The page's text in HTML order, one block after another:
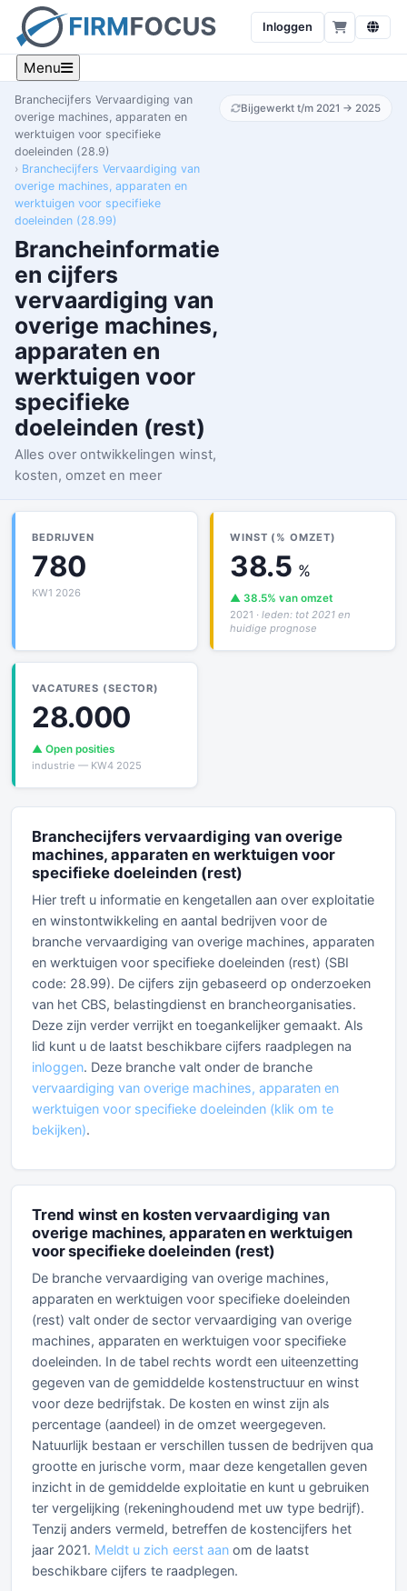
Inloggen
Menu
Branchecijfers Vervaardiging van
overige machines, apparaten en
werktuigen voor specifieke
doeleinden (28.9)
Branchecijfers Vervaardiging van
overige machines, apparaten en
werktuigen voor specifieke
doeleinden (28.99)
Brancheinformatie
en cijfers
vervaardiging van
overige machines,
apparaten en
werktuigen voor
specifieke
doeleinden (rest)
Alles over ontwikkelingen winst,
kosten, omzet en meer
Bijgewerkt t/m 2021 → 2025
BEDRIJVEN
780
KW1 2026
WINST (% OMZET)
38.5 %
▲ 38.5% van omzet
2021 · leden: tot 2021 en
huidige prognose
VACATURES (SECTOR)
28.000
▲ Open posities
industrie — KW4 2025
Branchecijfers vervaardiging van overige
machines, apparaten en werktuigen voor
specifieke doeleinden (rest)
Hier treft u informatie en kengetallen aan over exploitatie
en winstontwikkeling en aantal bedrijven voor de
branche vervaardiging van overige machines, apparaten
en werktuigen voor specifieke doeleinden (rest) (SBI
code: 28.99). De cijfers zijn gebaseerd op onderzoeken
van het CBS, belastingdienst en brancheorganisaties.
Deze zijn verder verrijkt en toegankelijker gemaakt. Als
lid kunt u de laatst beschikbare cijfers raadplegen na
inloggen. Deze branche valt onder de branche
vervaardiging van overige machines, apparaten en
werktuigen voor specifieke doeleinden (klik om te
bekijken).
Trend winst en kosten vervaardiging van
overige machines, apparaten en werktuigen
voor specifieke doeleinden (rest)
De branche vervaardiging van overige machines,
apparaten en werktuigen voor specifieke doeleinden
(rest) valt onder de sector vervaardiging van overige
machines, apparaten en werktuigen voor specifieke
doeleinden. In de tabel rechts wordt een uiteenzetting
gegeven van de gemiddelde kostenstructuur en winst
voor deze bedrijfstak. De kosten en winst zijn als
percentage (aandeel) in de omzet weergegeven.
Natuurlijk bestaan er verschillen tussen de bedrijven qua
grootte en jurische vorm, maar deze kengetallen geven
inzicht in de gemiddelde exploitatie en kunt u gebruiken
ter vergelijking (rekeninghoudend met uw type bedrijf).
Tenzij anders vermeld, betreffen de kostencijfers het
jaar 2021. Meldt u zich eerst aan om de laatst
beschikbare cijfers te raadplegen.